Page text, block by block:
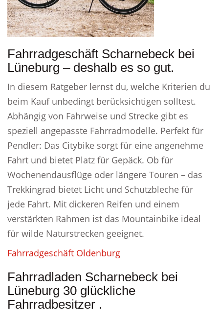
Fahrradgeschäft Scharnebeck bei
Lüneburg – deshalb es so gut.
In diesem Ratgeber lernst du, welche Kriterien du
beim Kauf unbedingt berücksichtigen solltest.
Abhängig von Fahrweise und Strecke gibt es
speziell angepasste Fahrradmodelle. Perfekt für
Pendler: Das Citybike sorgt für eine angenehme
Fahrt und bietet Platz für Gepäck. Ob für
Wochenendausflüge oder längere Touren – das
Trekkingrad bietet Licht und Schutzbleche für
jede Fahrt. Mit dickeren Reifen und einem
verstärkten Rahmen ist das Mountainbike ideal
für wilde Naturstrecken geeignet.
Fahrradgeschäft Oldenburg
Fahrradladen Scharnebeck bei
Lüneburg 30 glückliche
Fahrradbesitzer .